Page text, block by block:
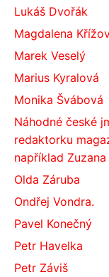
Lukáš Dvořák
Magdalena
Marek Veselý
Marius Kyralová
Monika Švábová
Náhodné české
redaktorku
například
Olda Záruba
Ondřej Vondra.
Pavel Konečný
Petr Havelka
Petr Záviš